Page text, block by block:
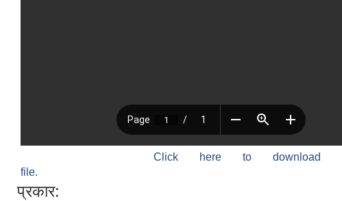
Click here to download
file.
प्रकार: